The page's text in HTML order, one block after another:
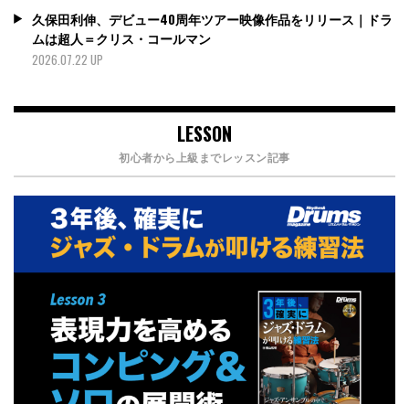
久保田利伸、デビュー40周年ツアー映像作品をリリース｜ドラ
ムは超人＝クリス・コールマン
2026.07.22 UP
LESSON
初心者から上級までレッスン記事